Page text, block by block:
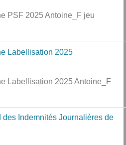
PSF 2025 Antoine_F jeu
Labellisation 2025
Labellisation 2025 Antoine_F
Indemnités Journalières de